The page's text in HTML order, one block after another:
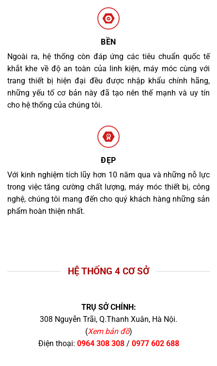
BỀN
Ngoài ra, hệ thống còn đáp ứng các tiêu chuẩn quốc tế
khắt khe về độ an toàn của linh kiện, máy móc cùng với
trang thiết bị hiện đại đều được nhập khẩu chính hãng,
những yếu tố cơ bản này đã tạo nên thế mạnh và uy tín
cho hệ thống của chúng tôi.
ĐẸP
Với kinh nghiệm tích lũy hơn 10 năm qua và những nỗ lực
trong việc tăng cường chất lượng, máy móc thiết bị, công
nghệ, chúng tôi mang đến cho quý khách hàng những sản
phẩm hoàn thiện nhất.
HỆ THỐNG 4 CƠ SỞ
TRỤ SỞ CHÍNH:
308 Nguyễn Trãi, Q.Thanh Xuân, Hà Nội.
(Xem bản đồ)
Điện thoại: 0964 308 308/ 0977 602 688